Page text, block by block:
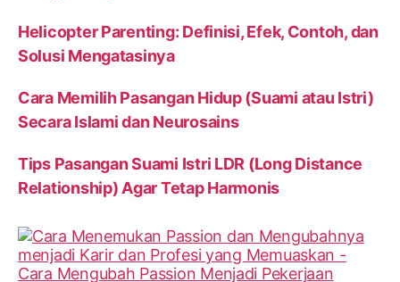
Helicopter Parenting: Definisi, Efek, Contoh, dan
Solusi Mengatasinya
Cara Memilih Pasangan Hidup (Suami atau Istri)
Secara Islami dan Neurosains
Tips Pasangan Suami Istri LDR (Long Distance
Relationship) Agar Tetap Harmonis